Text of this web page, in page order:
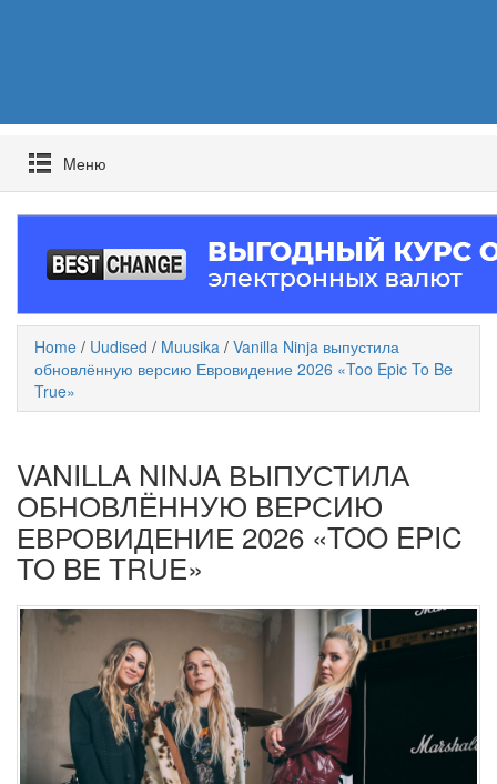
Mеню
Home / Uudised / Muusika / Vanilla Ninja выпустила
обновлённую версию Евровидение 2026 «Too Epic To Be
True»
VANILLA NINJA ВЫПУСТИЛА
ОБНОВЛЁННУЮ ВЕРСИЮ
ЕВРОВИДЕНИЕ 2026 «TOO EPIC
TO BE TRUE»